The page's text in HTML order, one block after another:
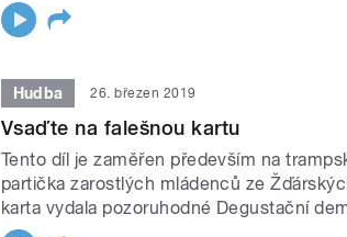
Hudba 26. březen 2019
Vsaďte na falešnou kartu
Tento díl je zaměřen především na
partička zarostlých mládenců ze
karta vydala pozoruhodné Degustační